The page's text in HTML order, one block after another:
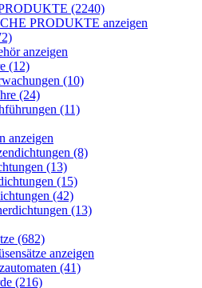
(2240)
PRODUKTE anzeigen
anzeigen
(12)
(10)
(24)
(11)
anzeigen
(8)
(13)
(15)
(42)
(13)
(682)
anzeigen
(41)
(216)